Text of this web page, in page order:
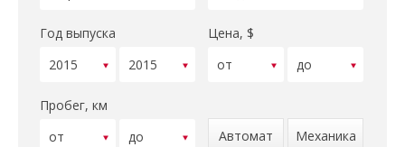
Год выпуска Цена, $
Пробег, км
Автомат
Механика